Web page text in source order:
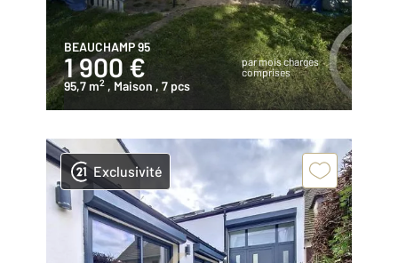
BEAUCHAMP 95
1 900 €
par mois charges
comprises
95,7 m2 , Maison , 7 pcs
Exclusivité